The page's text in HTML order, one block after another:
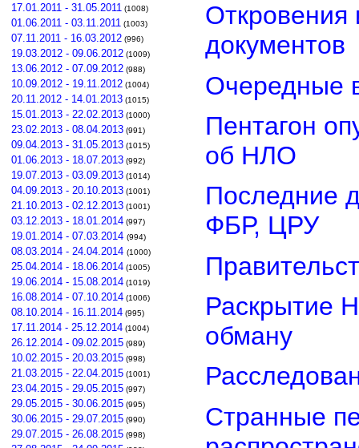
17.01.2011 - 31.05.2011 (1008)
01.06.2011 - 03.11.2011 (1003)
07.11.2011 - 16.03.2012 (996)
19.03.2012 - 09.06.2012 (1009)
13.06.2012 - 07.09.2012 (988)
10.09.2012 - 19.11.2012 (1004)
20.11.2012 - 14.01.2013 (1015)
15.01.2013 - 22.02.2013 (1000)
23.02.2013 - 08.04.2013 (991)
09.04.2013 - 31.05.2013 (1015)
01.06.2013 - 18.07.2013 (992)
19.07.2013 - 03.09.2013 (1014)
04.09.2013 - 20.10.2013 (1001)
21.10.2013 - 02.12.2013 (1001)
03.12.2013 - 18.01.2014 (997)
19.01.2014 - 07.03.2014 (994)
08.03.2014 - 24.04.2014 (1000)
25.04.2014 - 18.06.2014 (1005)
19.06.2014 - 15.08.2014 (1019)
16.08.2014 - 07.10.2014 (1006)
08.10.2014 - 16.11.2014 (995)
17.11.2014 - 25.12.2014 (1004)
26.12.2014 - 09.02.2015 (989)
10.02.2015 - 20.03.2015 (998)
21.03.2015 - 22.04.2015 (1001)
23.04.2015 - 29.05.2015 (997)
29.05.2015 - 30.06.2015 (995)
30.06.2015 - 29.07.2015 (990)
29.07.2015 - 26.08.2015 (998)
Откровения
документов
Очередные
Пентагон
об НЛО
Последние
ФБР, ЦРУ
Раскрытие
обману
Странные